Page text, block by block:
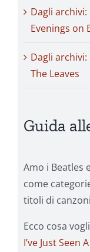
Dagli
Evenings on
Dagli archivi:
The Leaves
Guida
Amo i Beatles
come
titoli di
Ecco cosa
I’ve Just Seen